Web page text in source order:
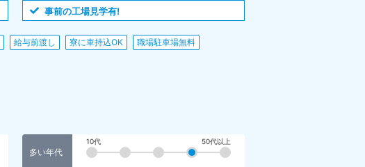
事前の工場見学有!
給与前渡し 寮に車持込OK
職場駐車場無料
多い年代
10代 50代以上